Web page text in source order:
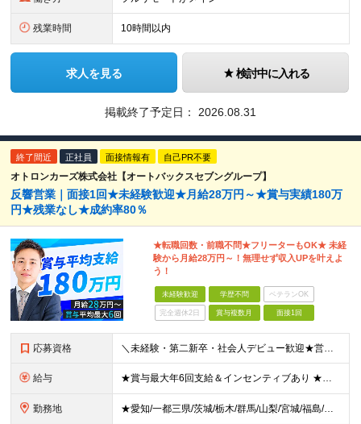
残業時間 10時間以内
求人を見る 検討中に入れる
掲載終了予定日： 2026.08.31
終了間近 正社員 面接情報有 自己PR不要
オトロンカーズ株式会社【オートバックスセブングループ】
反響営業｜面接1回★未経験歓迎★月給28万円～★賞与実績180万
円★残業なし★成約率80％
★転職回数・前職不問★フリーターもOK★ 未経
験から月給28万円～！無理せず収入UPを叶えよ
う！
未経験歓迎 学歴不問 ベテランOK
完全週休2日 賞与複数月 面接1回
応募資格 ＼未経験・第二新卒・社会人デビュー歓迎★営業社員の平均年齢30代／ ◆学歴不問 ◆未経験歓迎 ◆普通自動車免許(AT限定可) ◆39歳までの方（若年層の長期キャリア形成を図るため） ★接客経験がない
給与 ★賞与最大年6回支給＆インセンティブあり ★未経験からの入社：400万円～450万円 ◆月給28万円以上～65万円インセンティブ＋各種手当 ※経験・スキルなどを考慮のうえ、決定いたします。 ※試用期
勤務地 ★愛知/一都三県/茨城/栃木/群馬/山梨/宮城/福島/岩手/岐阜 ★2026年1月福島いわき店、愛知刈谷店がオープン ◆愛知県 刈谷店／愛知県刈谷市中手町6-510 豊橋店／愛知県豊橋市新栄町大溝2